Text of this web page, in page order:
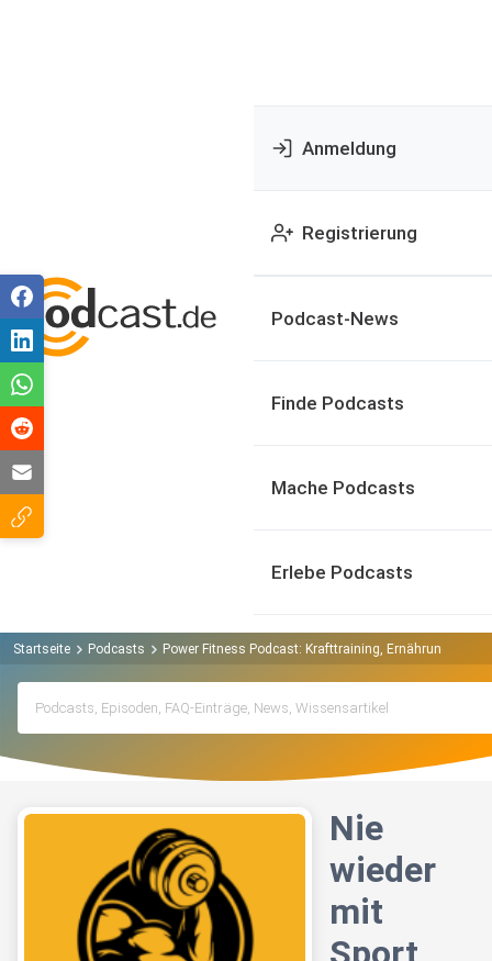
Anmeldung
Registrierung
Podcast-News
Finde Podcasts
Mache Podcasts
Erlebe Podcasts
Startseite Podcasts Power Fitness Podcast: Krafttraining, Ernährung,
Nie
wieder
mit